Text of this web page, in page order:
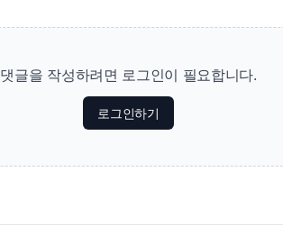
댓글을 작성하려면 로그인이 필요합니다.
로그인하기